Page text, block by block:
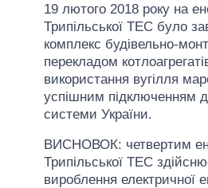
19 лютого 2018 року на
Трипільської ТЕС було
комплекс будівельно-
перекладом
використання вугілля
успішним підключенням
системи України.
ВИCНОВОК: четвертим
Трипільської ТЕС
вироблення електричної